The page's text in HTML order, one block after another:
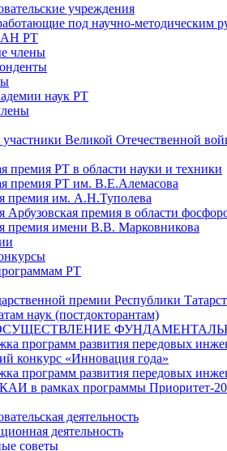
учреждения
под научно-методическим
АН РТ
члены
наук РТ
Великой Отечественной
премия РТ в области науки и техники
премия РТ им. В.Е.Алемасова
премия им. А.Н.Туполева
премия в области
премия имени В.В. Марковникова
РТ
премии Республики
наук (постдокторантам)
программ развития передовых
конкурс «Инновация года»
программ развития передовых
в рамках программы Приоритет-
деятельность
деятельность
советы